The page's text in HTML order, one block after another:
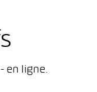
en ligne.